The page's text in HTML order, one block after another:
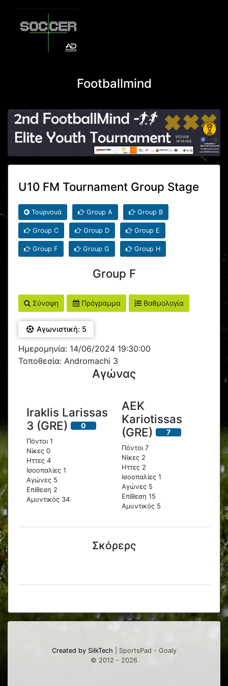
Footballmind
U10 FM Tournament Group Stage
Τουρνουά Group A Group B
Group C Group D Group E
Group F Group G Group H
Group F
Σύνοψη Πρόγραμμα Βαθμολογία
Αγωνιστική: 5
Ημερομηνία: 14/06/2024 19:30:00
Τοποθεσία: Andromachi 3
Αγώνας
Iraklis Larissas
3 (GRE)
0
Πόντοι 1
Νίκες 0
Ηττες 4
Ισοοπαλίες 1
Αγώνες 5
Επίθεση 2
Αμυντικός 34
AEK
Kariotissas
(GRE)
7
Πόντοι 7
Νίκες 2
Ηττες 2
Ισοοπαλίες 1
Αγώνες 5
Επίθεση 15
Αμυντικός 5
Σκόρερς
Created by SilkTech | SportsPad - Goaly
© 2012 - 2026